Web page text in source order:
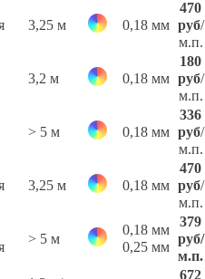
3,25 м 0,18 мм
470
руб/
м.п.
3,2 м 0,18 мм
180
руб/
м.п.
> 5 м 0,18 мм
336
руб/
м.п.
3,25 м 0,18 мм
470
руб/
м.п.
> 5 м
0,18 мм
0,25 мм
379
руб/
м.п.
672